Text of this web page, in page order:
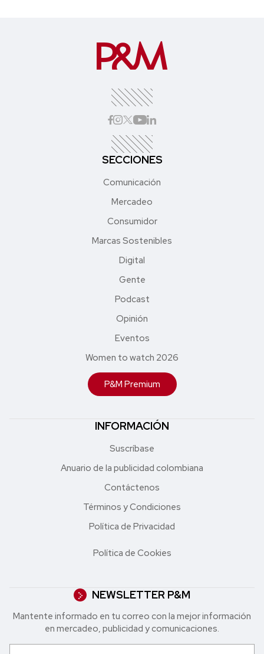
SECCIONES
Comunicación
Mercadeo
Consumidor
Marcas Sostenibles
Digital
Gente
Podcast
Opinión
Eventos
Women to watch 2026
P&M Premium
INFORMACIÓN
Suscríbase
Anuario de la publicidad colombiana
Contáctenos
Términos y Condiciones
Política de Privacidad
Política de Cookies
NEWSLETTER P&M
Mantente informado en tu correo con la mejor in formación
en mercadeo, publicidad y comunicaciones.